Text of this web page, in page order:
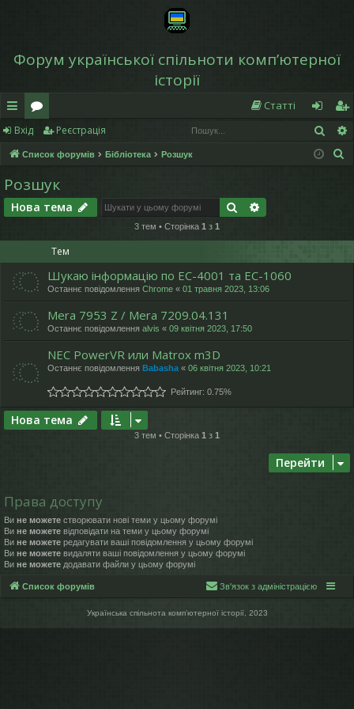
Форум української спільноти компʼютерної
історії
в
и
дк
и
д
ос
ту
п
о
ру
м
и
Статті
хі
д
еє
ст
я
Вхід Реєстрація
Список форумів Бібліотека Розшук
Розшук
Нова тема Пошук
3 тем • Сторінка 1 з 1
Тем
Шукаю інформацію по ЕС-4001 та ЕС-1060
Останнє повідомлення Chrome « 01 травня 2023, 13:06
Mera 7953 Z / Mera 7209.04.131
Останнє повідомлення alvis « 09 квітня 2023, 17:50
NEC PowerVR или Matrox m3D
Останнє повідомлення Babasha « 06 квітня 2023, 10:21
Рейтинг: 0.75%
Нова тема
3 тем • Сторінка 1 з 1
Перейти
Права доступу
Ви не можете створювати нові теми у цьому форумі
Ви не можете відповідати на теми у цьому форумі
Ви не можете редагувати ваші повідомлення у цьому форумі
Ви не можете видаляти ваші повідомлення у цьому форумі
Ви не можете додавати файли у цьому форумі
Список форумів Зв'язок з адміністрацією
Українська спільнота компʼютерної історії, 2023